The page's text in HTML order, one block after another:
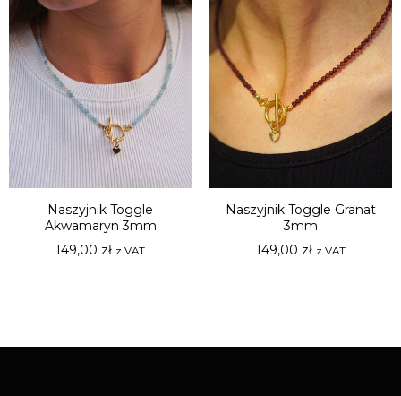
Naszyjnik Toggle
Akwamaryn 3mm
149,00 zł z VAT
Naszyjnik Toggle Granat
3mm
149,00 zł z VAT